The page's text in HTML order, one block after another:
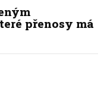
přenosy má